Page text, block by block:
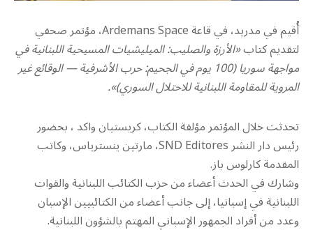
أُقيم في مدريد، في قاعة Ardemans Space، مؤتمر صحفي
لتقديم كتاب«الأرزة والصليب: الميليشيات المسيحية اللبنانية في
مواجهة سوريا (100 يوم في الجحيم: حرب الأشرفية — الوقائع غير
المروية للمقاومة اللبنانية للاحتلال السوري)».
تحدثت خلال المؤتمر مؤلفة الكتاب، كريستيان واكد ، بحضور
رئيس دار النشر SND Editores، مارتين ينسترياس، وكاتب
المقدمة كارلوس باز.
وشارك في الحدث أعضاء من حزب الكتائب اللبنانية والقوات
اللبنانية في إسبانيا، إلى جانب أعضاء من الكتائبيين الإسبان
وعدد من أفراد الجمهور الإسباني المهتم بالشؤون اللبنانية.